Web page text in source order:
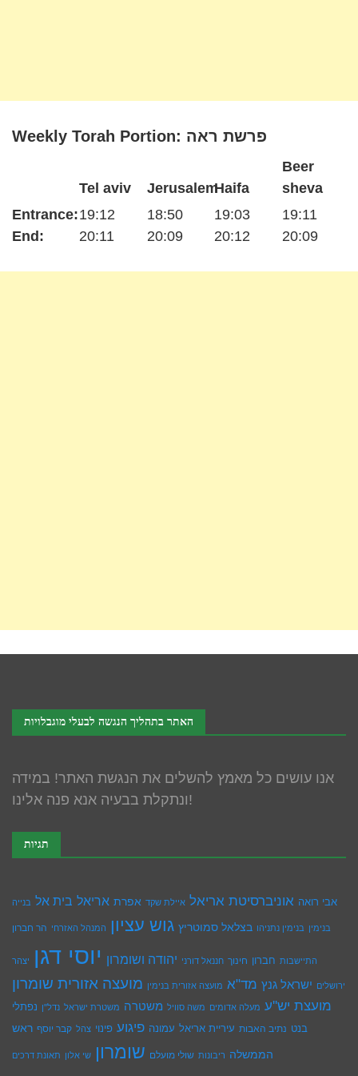
Weekly Torah Portion: פרשת ראה
Entrance:
End:
Tel aviv
19:12
20:11
Jerusalem
18:50
20:09
Haifa
19:03
20:12
Beer
sheva
19:11
20:09
האתר בתהליך הנגשה לבעלי מוגבלויות
אנו עושים כל מאמץ להשלים את הנגשת האתר! במידה
ונתקלת בבעיה אנא פנה אלינו!
תגיות
אבי רואה אוניברסיטת אריאל איילת שקד אפרת אריאל בית אל בנייה
בנימין בנימין נתניהו בצלאל סמוטריץ גוש עציון המנהל האזרחי הר חברון
התיישבות חברון חינוך חננאל דורני יהודה ושומרון יוסי דגן יצהר
ירושלים ישראל גנץ מד"א מועצה אזורית בנימין מועצה אזורית שומרון
מועצת יש''ע מעלה אדומים משה סוויל משטרה משטרת ישראל נדל''ן נפתלי
בנט נתיב האבות עיריית אריאל עמונה פיגוע פינוי צהל קבר יוסף ראש
הממשלה ריבונות שולי מועלם שומרון שי אלון תאונת דרכים